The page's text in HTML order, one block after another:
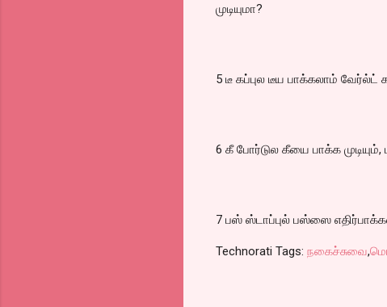
முடியுமா?
5 டீ கப்புல டீய பாக்கலாம் வேர்ல்ட்
6 கீ போர்டுல கீயை பாக்க முடியும்,
7 பஸ் ஸ்டாப்புல் பஸ்ஸை
Technorati Tags: நகைச்சுவை,